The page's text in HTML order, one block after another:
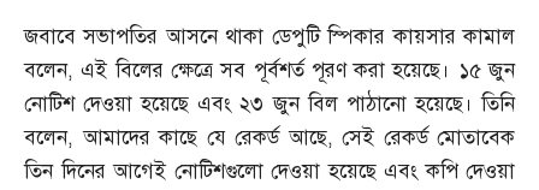
জবাবে সভাপতির আসনে থাকা ডেপুটি স্পিকার কায়সার কামাল
বলেন,এই বিলের ক্ষেত্রে সব পূর্বশর্ত পূরণ করা হয়েছে। ১৫ জুন
নোটিশ দেওয়া হয়েছে এবং ২৩ জুন বিল পাঠানো হয়েছে। তিনি
বলেন,আমাদের কাছে যে রেকর্ড আছে, সেই রেকর্ড মোতাবেক
তিন দিনের আগেই নোটিশগুলো দেওয়া হয়েছে এবং কপি দেওয়া